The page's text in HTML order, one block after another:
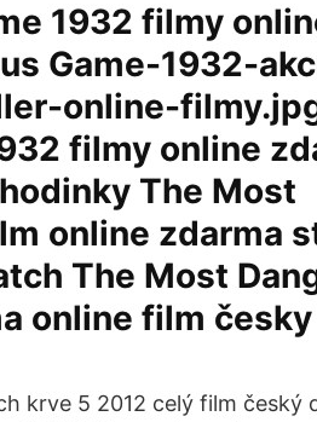
1932 filmy
Game-1932-
online-
filmy online
The Most
online zdarma
The Most
online film česky
krve 5 2012 celý film český